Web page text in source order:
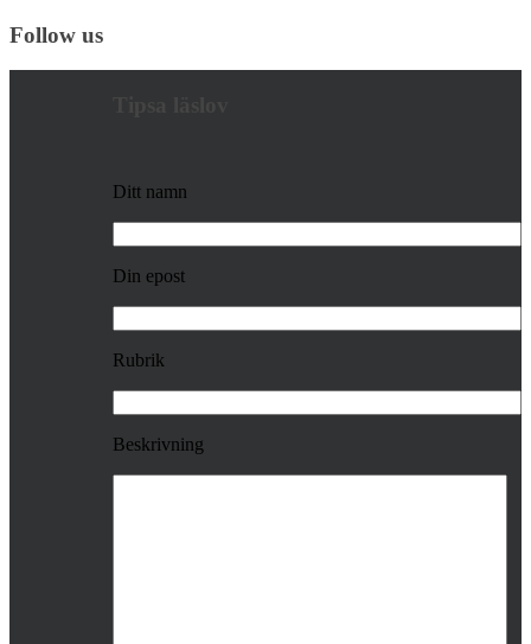
Follow us
Ditt namn
Din epost
Rubrik
Beskrivning